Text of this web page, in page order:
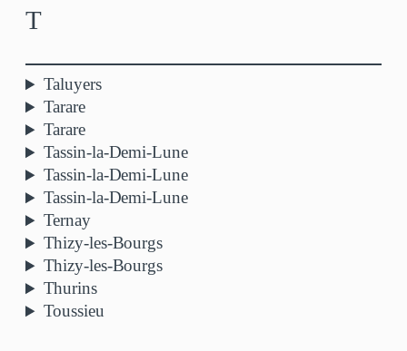
T
Taluyers
Tarare
Tarare
Tassin-la-Demi-Lune
Tassin-la-Demi-Lune
Tassin-la-Demi-Lune
Ternay
Thizy-les-Bourgs
Thizy-les-Bourgs
Thurins
Toussieu